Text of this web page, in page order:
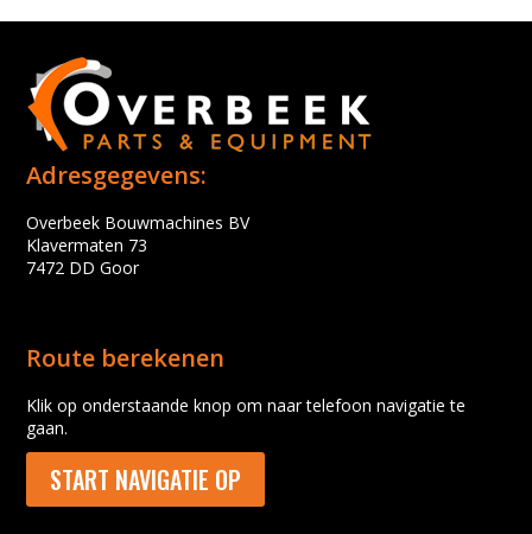
Adresgegevens:
Overbeek Bouwmachines BV
Klavermaten 73
7472 DD Goor
Route berekenen
Klik op onderstaande knop om naar telefoon navigatie te
gaan.
START NAVIGATIE OP